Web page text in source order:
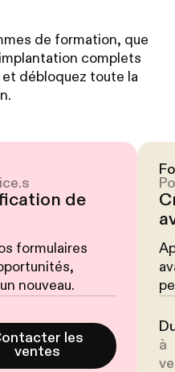
de formation, que
complets
débloquez toute la
de
formulaires
nouveau.
les
ventes
à